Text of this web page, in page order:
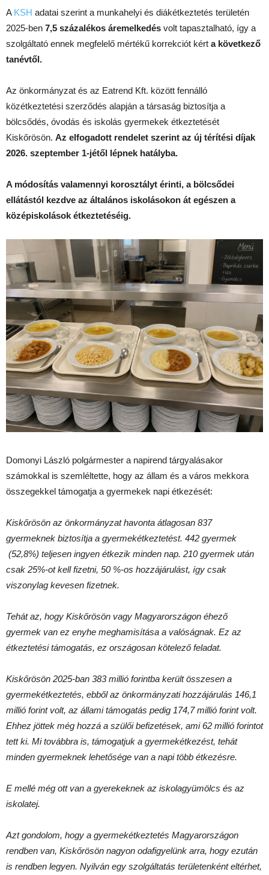
A KSH adatai szerint a munkahelyi és diákétkeztetés területén
2025-ben 7,5 százalékos áremelkedés volt tapasztalható, így a
szolgáltató ennek megfelelő mértékű korrekciót kért a következő
tanévtől.
Az önkormányzat és az Eatrend Kft. között fennálló
közétkeztetési szerződés alapján a társaság biztosítja a
bölcsődés, óvodás és iskolás gyermekek étkeztetését
Kiskőrösön. Az elfogadott rendelet szerint az új térítési díjak
2026. szeptember 1-jétől lépnek hatályba.
A módosítás valamennyi korosztályt érinti, a bölcsődei
ellátástól kezdve az általános iskolásokon át egészen a
középiskolások étkeztetéséig.
Domonyi László polgármester a napirend tárgyalásakor
számokkal is szemléltette, hogy az állam és a város mekkora
összegekkel támogatja a gyermekek napi étkezését:
Kiskőrösön az önkormányzat havonta átlagosan 837
gyermeknek biztosítja a gyermekétkeztetést. 442 gyermek
(52,8%) teljesen ingyen étkezik minden nap. 210 gyermek után
csak 25%-ot kell fizetni, 50 %-os hozzájárulást, így csak
viszonylag kevesen fizetnek.
Tehát az, hogy Kiskőrösön vagy Magyarországon éhező
gyermek van ez enyhe meghamisítása a valóságnak. Ez az
étkeztetési támogatás, ez országosan kötelező feladat.
Kiskőrösön 2025-ban 383 millió forintba került összesen a
gyermekétkeztetés, ebből az önkormányzati hozzájárulás 146,1
millió forint volt, az állami támogatás pedig 174,7 millió forint volt.
Ehhez jöttek még hozzá a szülői befizetések, ami 62 millió forintot
tett ki. Mi továbbra is, támogatjuk a gyermekétkezést, tehát
minden gyermeknek lehetősége van a napi több étkezésre.
E mellé még ott van a gyerekeknek az iskolagyümölcs és az
iskolatej.
Azt gondolom, hogy a gyermekétkeztetés Magyarországon
rendben van, Kiskőrösön nagyon odafigyelünk arra, hogy ezután
is rendben legyen. Nyilván egy szolgáltatás területenként eltérhet,